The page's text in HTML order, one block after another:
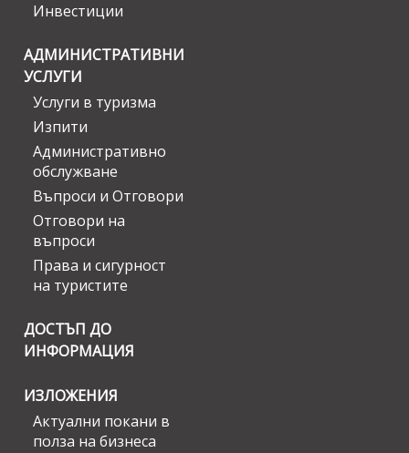
Инвестиции
АДМИНИСТРАТИВНИ
УСЛУГИ
Услуги в туризма
Изпити
Административно
обслужване
Въпроси и Отговори
Отговори на
въпроси
Права и сигурност
на туристите
ДОСТЪП ДО
ИНФОРМАЦИЯ
ИЗЛОЖЕНИЯ
Актуални покани в
полза на бизнеса